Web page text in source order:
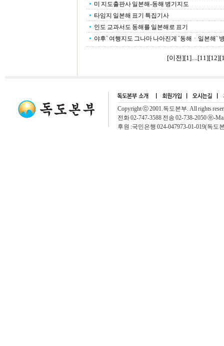
미 지도출판사 일본해-동해 병기지도
타임지 일본해 표기 특집기사
인도 교과서도 동해를 일본해로 표기
야후` 여행지도 그나마 나아진게 `동해ㆍ일본해`
[이전][1]....[11][12][
Copyright ⓒ 2001.독도본부. All rights
전화 02-747-3588 전송 02-738-2050 ⓔ-
후원 :국민은행 024-047973-01-019(독도